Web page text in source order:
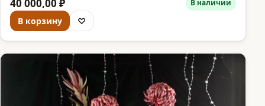
40 000,00 ₽ В наличии
В корзину ♡